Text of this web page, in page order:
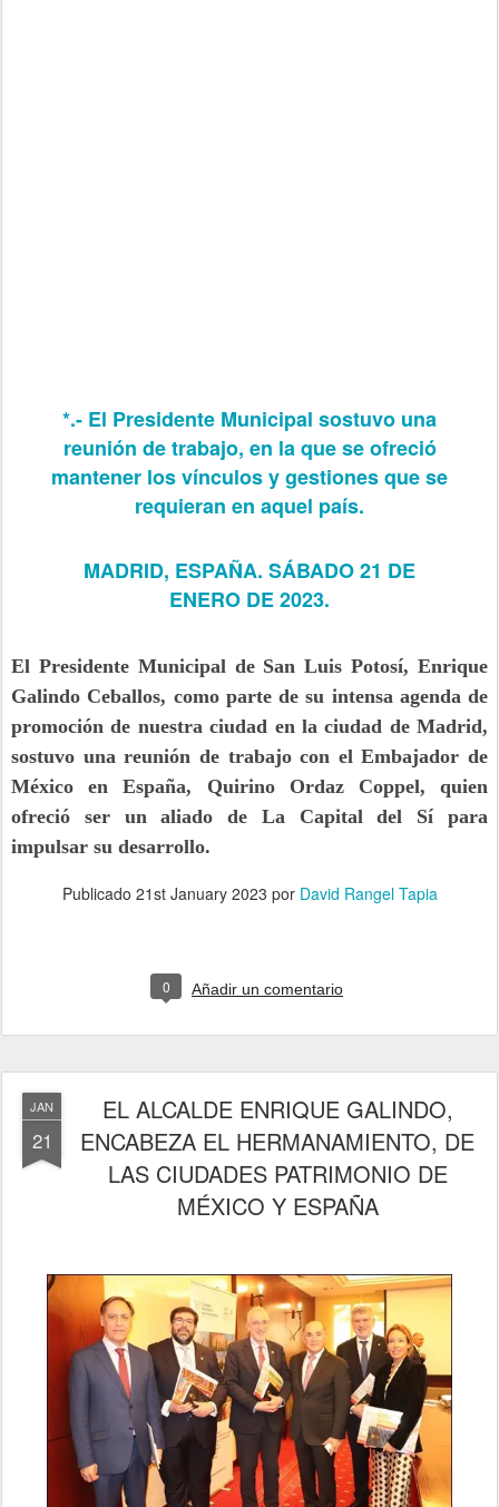
*.- El Presidente Municipal sostuvo una
reunión de trabajo, en la que se ofreció
mantener los vínculos y gestiones que se
requieran en aquel país.
MADRID, ESPAÑA. SÁBADO 21 DE
ENERO DE 2023.
El Presidente Municipal de San Luis Potosí, Enrique
Galindo Ceballos, como parte de su intensa agenda de
promoción de nuestra ciudad en la ciudad de Madrid,
sostuvo una reunión de trabajo con el Embajador de
México en España, Quirino Ordaz Coppel, quien
ofreció ser un aliado de La Capital del Sí para
impulsar su desarrollo.
Publicado 21st January 2023 por David Rangel Tapia
0 Añadir un comentario
JAN
21
EL ALCALDE ENRIQUE GALINDO,
ENCABEZA EL HERMANAMIENTO, DE
LAS CIUDADES PATRIMONIO DE
MÉXICO Y ESPAÑA